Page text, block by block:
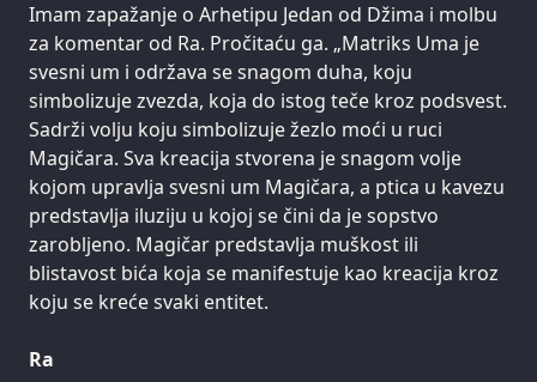
Imam zapažanje o Arhetipu Jedan od Džima i molbu
za komentar od Ra. Pročitaću ga. „Matriks Uma je
svesni um i održava se snagom duha, koju
simbolizuje zvezda, koja do istog teče kroz podsvest.
Sadrži volju koju simbolizuje žezlo moći u ruci
Magičara. Sva kreacija stvorena je snagom volje
kojom upravlja svesni um Magičara, a ptica u kavezu
predstavlja iluziju u kojoj se čini da je sopstvo
zarobljeno. Magičar predstavlja muškost ili
blistavost bića koja se manifestuje kao kreacija kroz
koju se kreće svaki entitet.
Ra